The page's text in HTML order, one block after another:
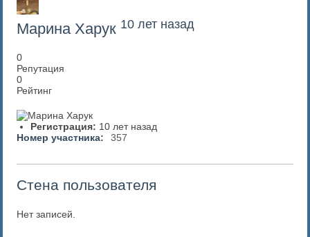
Марина Харук 10 лет назад
0
Репутация
0
Рейтинг
Регистрация: 10 лет назад
Номер участника:
357
Стена пользователя
Нет записей.